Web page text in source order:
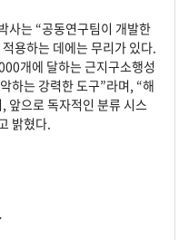
사는 “공동연구팀이 개발한
용하는 데에는 무리가 있다.
개에 달하는 근지구소행성
하는 강력한 도구”라며, “해
앞으로 독자적인 분류 시스
밝혔다.